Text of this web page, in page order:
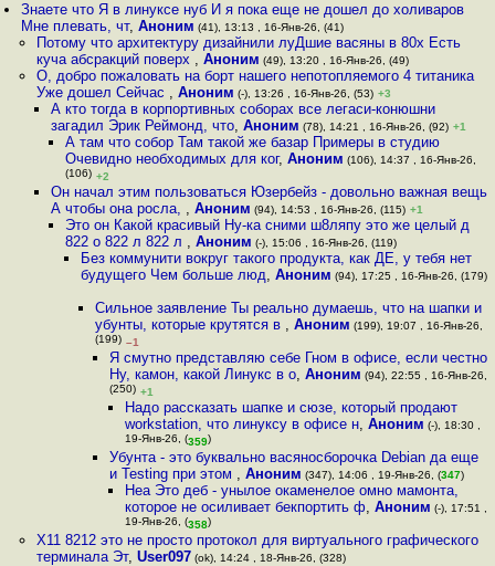
Знаете что Я в линуксе нуб И я пока еще не дошел до холиваров
Мне плевать, чт,Аноним (41), 13:13 , 16-Янв-26, (41)
Потому что архитектуру дизайнили луДшие васяны в 80х Есть
куча абсракций поверх , Аноним (49), 13:20 , 16-Янв-26, (49)
О, добро пожаловать на борт нашего непотопляемого 4 титаника
Уже дошел Сейчас , Аноним (-), 13:26 , 16-Янв-26, (53) +3
А кто тогда в корпортивных соборах все легаси-конюшни
загадил Эрик Реймонд, что, Аноним (78), 14:21 , 16-Янв-26, (92) +1
А там что собор Там такой же базар Примеры в студию
Очевидно необходимых для ког,Аноним (106), 14:37 , 16-Янв-26,
(106) +2
Он начал этим пользоваться Юзербейз - довольно важная вещь
А чтобы она росла, , Аноним (94), 14:53 , 16-Янв-26, (115) +1
Это он Какой красивый Ну-ка сними ш8ляпу это же целый д
822 о 822 л 822 л ,Аноним (-), 15:06 , 16-Янв-26, (119)
Без коммунити вокруг такого продукта, как ДЕ, у тебя нет
будущего Чем больше люд, Аноним (94), 17:25 , 16-Янв-26, (179)
Сильное заявление Ты реально думаешь, что на шапки и
убунты, которые крутятся в , Аноним (199), 19:07 , 16-Янв-26,
(199) –1
Я смутно представляю себе Гном в офисе, если честно
Ну, камон, какой Линукс в о,Аноним (94), 22:55 , 16-Янв-26,
(250) +1
Надо рассказать шапке и сюзе, который продают
workstation, что линуксу в офисе н, Аноним (-), 18:30 ,
19-Янв-26, (359)
Убунта - это буквально васяносборочка Debian да еще
и Testing при этом ,Аноним (347), 14:06 , 19-Янв-26, (347)
Неа Это деб - унылое окаменелое омно мамонта,
которое не осиливает бекпортить ф, Аноним (-), 17:51 ,
19-Янв-26, (358)
X11 8212 это не просто протокол для виртуального графического
терминала Эт, User097(ok), 14:24 , 18-Янв-26, (328)